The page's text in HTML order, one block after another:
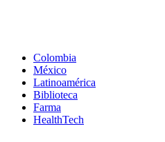
Colombia
México
Latinoamérica
Biblioteca
Farma
HealthTech